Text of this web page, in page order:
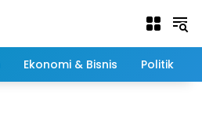
Ekonomi & Bisnis Politik